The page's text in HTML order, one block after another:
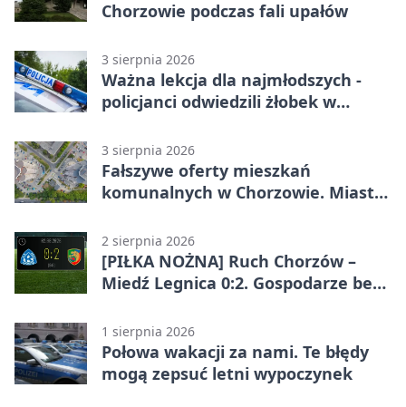
Chorzowie podczas fali upałów
3 sierpnia 2026
Ważna lekcja dla najmłodszych -
policjanci odwiedzili żłobek w
3 sierpnia 2026
Fałszywe oferty mieszkań
komunalnych w Chorzowie. Miasto
2 sierpnia 2026
[PIŁKA NOŻNA] Ruch Chorzów –
Miedź Legnica 0:2. Gospodarze bez
1 sierpnia 2026
Połowa wakacji za nami. Te błędy
mogą zepsuć letni wypoczynek